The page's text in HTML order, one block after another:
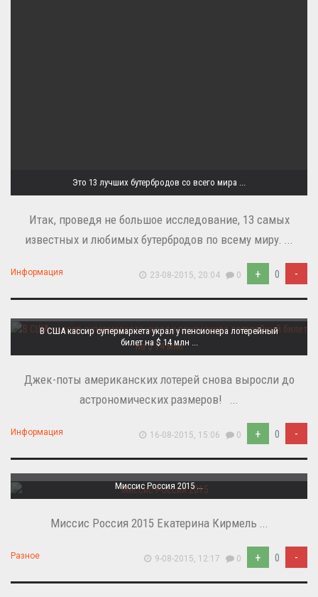
Это 13 лучших бутербродов со всего мира ...
Итак, проведя не большое исследование, 13 самых
известных и любимых бутербродов по всему миру. ...
Информация 23-08-2015, 20:04 0 + 0 -
В США кассир супермаркета украл у пенсионера лотерейный
билет на $ 14 млн ...
Джек-поты американских лотерей снова выросли до
астрономических размеров! ...
Информация 16-08-2015, 15:06 0 + 0 -
Миссис Россия 2015 ...
Миссис Россия 2015 Екатерина Кирмель ...
Разное 9-08-2015, 12:17 0 + 0 -